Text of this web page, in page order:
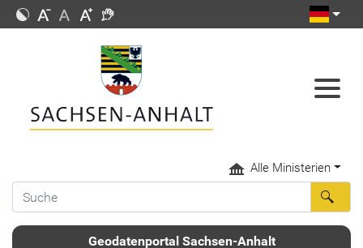
Alle Ministerien
Geodatenportal Sachsen-Anhalt